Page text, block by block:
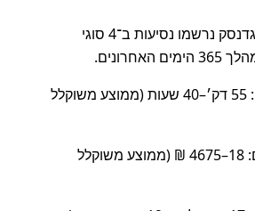
במסלול מורשה לגדנסק נרשמו נסיעות ב־4 סוגי
טווחי משך כוללים: 55 דק׳–40 שעות (ממוצע משוקלל
טווחי מחיר כוללים: 18–4675 ₪ (ממוצע משוקלל